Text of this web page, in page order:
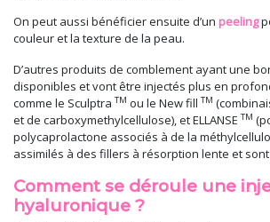
On peut aussi bénéficier ensuite d’un peeling
couleur et la texture de la peau.
D’autres produits de comblement ayant une
disponibles et vont être injectés plus en
comme le Sculptra TM ou le New fill TM
et de carboxymethylcellulose), et ELLANSE TM
polycaprolactone associés à de la
assimilés à des fillers à résorption lente et
Comment se déroule une
hyaluronique ?